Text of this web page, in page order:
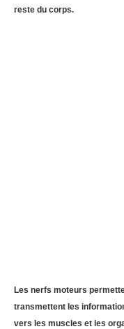
reste du corps.
Les nerfs moteurs
transmettent les
vers les muscles et les